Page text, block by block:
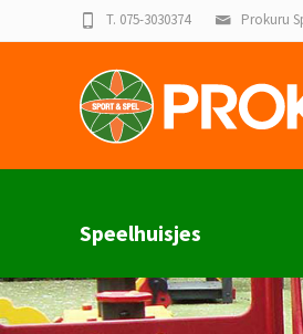
Prokuru
T. 075-3030374
Speelhuisjes